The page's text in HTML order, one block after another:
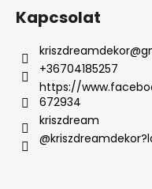
Kapcsolat
kriszdreamdekor@
+36704185257
https://
672934
kriszdream